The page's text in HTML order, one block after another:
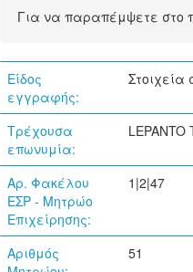
Για να παραπέμψετε στο
Είδος
εγγραφής:
Στοιχεία
Τρέχουσα
επωνυμία:
LEPANTO
Αρ. Φακέλου
ΕΣΡ - Μητρώο
Επιχείρησης:
1|2|47
Αριθμός
51